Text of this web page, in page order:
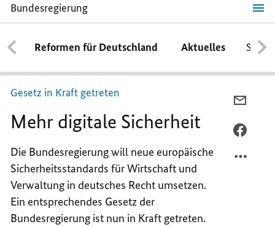
Bundesregierung
Mehr
digitale
Sicherheit
Reformen für Deutschland Aktuelles
Gesetz in Kraft getreten
Mehr digitale Sicherheit
Die Bundesregierung will neue europäische
Sicherheitsstandards für Wirtschaft und
Verwaltung in deutsches Recht umsetzen.
Ein entsprechendes Gesetz der
Bundesregierung ist nun in Kraft getreten.